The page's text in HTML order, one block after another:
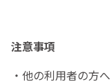
注意事項
・他の利用者の方